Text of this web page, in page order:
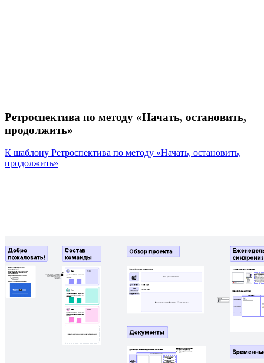
Ретроспектива по методу «Начать, остановить,
продолжить»
К шаблону Ретроспектива по методу «Начать, остановить,
продолжить»